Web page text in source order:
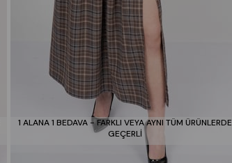
1 ALANA 1 BEDAVA - FARKLI VEYA AYNI TÜM ÜRÜNLERDE
GEÇERLİ